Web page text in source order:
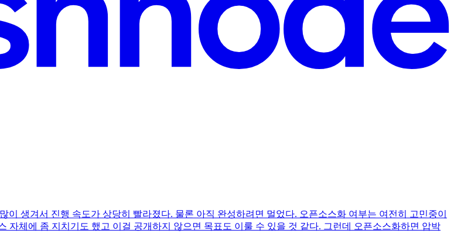
생겨서 진행 속도가 상당히 빨라졌다. 물론 아직 완성하려면 멀었다. 오픈소스화 여부는 여전히 고민중이
자체에 좀 지치기도 했고 이걸 공개하지 않으면 목표도 이룰 수 있을 것 같다. 그런데 오픈소스화하면 압박